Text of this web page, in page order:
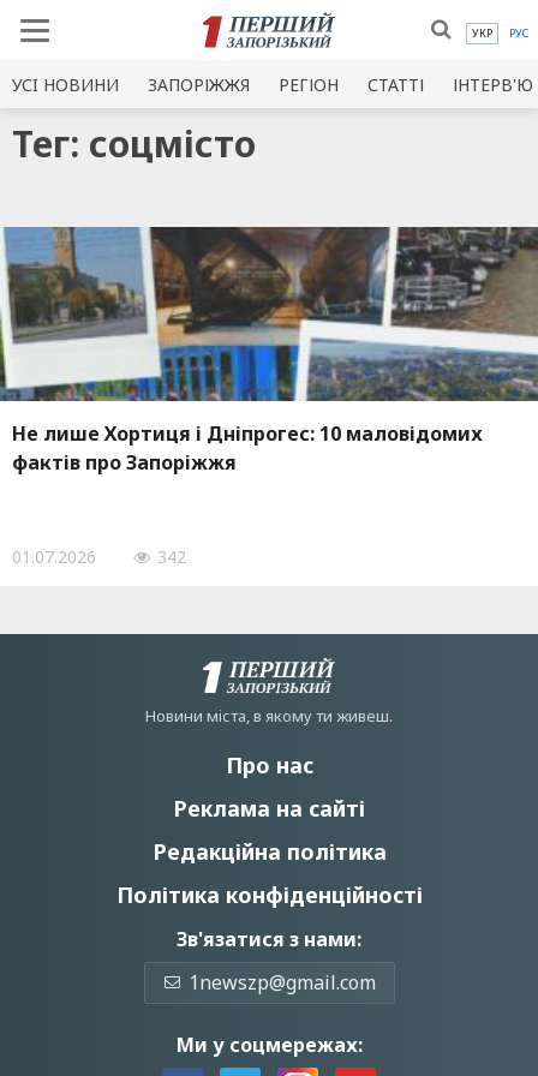
УКР РУС
УСI НОВИНИ ЗАПОРІЖЖЯ РЕГІОН СТАТТІ ІНТЕРВ'Ю
Тег: соцмісто
Не лише Хортиця і Дніпрогес: 10 маловідомих
фактів про Запоріжжя
01.07.2026 342
Новини мiста, в якому ти живеш.
Про нас
Реклама на сайті
Редакційна політика
Політика конфіденційності
Зв'язатися з нами:
1newszp@gmail.com
Ми у соцмережах: